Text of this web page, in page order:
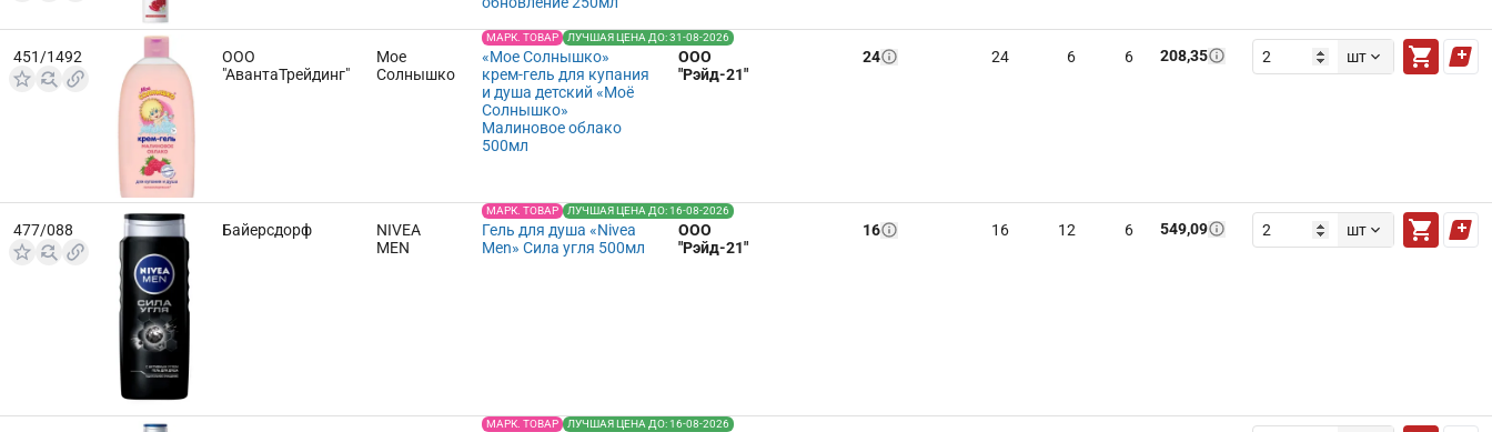
451/1492
ООО
"АвантаТрейдинг"
Мое
Солнышко
МАРК. ТОВАР ЛУЧШАЯ ЦЕНА ДО: 31-08-2026
«Мое Солнышко»
крем-гель для купания
и душа детский «Моё
Солнышко»
Малиновое облако
500мл
ООО
"Рэйд-21"
24 24 6 6 208,35 шт
477/088 Байерсдорф
NIVEA
MEN
МАРК. ТОВАР ЛУЧШАЯ ЦЕНА ДО: 16-08-2026
Гель для душа «Nivea
Men» Сила угля 500мл
ООО
"Рэйд-21"
16 16 12 6 549,09 шт
МАРК. ТОВАР ЛУЧШАЯ ЦЕНА ДО: 16-08-2026